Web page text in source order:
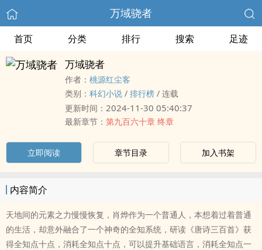
万域骁者
首页 分类 排行 搜索 足迹
万域骁者
作者： 桃源红尘客
类别： 科幻小说 / 排行榜 / 连载
更新时间： 2024-11-30 05:40:37
最新章节： 第九百六十章 终章
立即阅读 章节目录 加入书架
内容简介
天地间的元素之力慢慢恢复，肖烨作为一个普通人，本想着过着普通
的生活，却意外融合了一个神奇的全知系统，研读《唐诗三百首》获
得全知点十点，消耗全知点十点，可以提升基础语言，消耗全知点一